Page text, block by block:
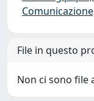
File in questo
Non ci sono file